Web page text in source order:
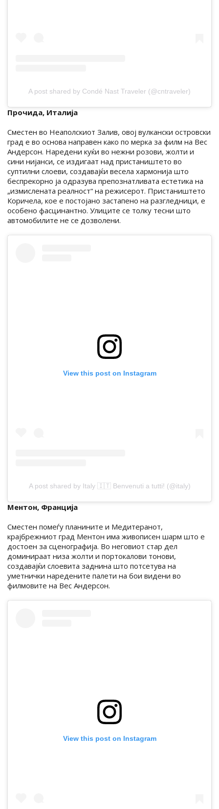
A post shared by Condé Nast Traveler (@cntraveler)
Прочида, Италија
Сместен во Неаполскиот Залив, овој вулкански островски
град е во основа направен како по мерка за филм на Вес
Андерсон. Наредени куќи во нежни розови, жолти и
сини нијанси, се издигаат над пристаништето во
суптилни слоеви, создавајќи весела хармонија што
беспрекорно ја одразува препознатливата естетика на
„измислената реалност“ на режисерот. Пристаништето
Коричела, кое е постојано застапено на разгледници, е
особено фасцинантно. Улиците се толку тесни што
автомобилите не се дозволени.
View this post on Instagram
A post shared by Italy 🇮🇹 Benvenuti a tutti! (@italy)
Ментон, Франција
Сместен помеѓу планините и Медитеранот,
крајбрежниот град Ментон има живописен шарм што е
достоен за сценографија. Во неговиот стар дел
доминираат низа жолти и портокалови тонови,
создавајќи слоевита заднина што потсетува на
уметнички наредените палети на бои видени во
филмовите на Вес Андерсон.
View this post on Instagram